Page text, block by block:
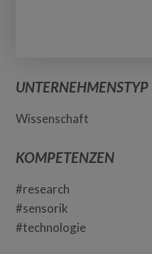
UNTERNEHMENSTYP
Wissenschaft
KOMPETENZEN
#research
#sensorik
#technologie